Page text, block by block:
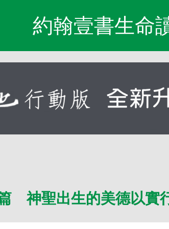
約翰壹書生命
神聖出生的美德以實